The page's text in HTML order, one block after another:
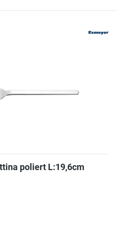
poliert L:19,6cm